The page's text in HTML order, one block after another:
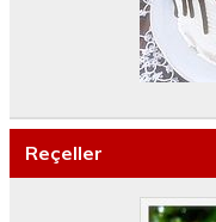
Reçeller